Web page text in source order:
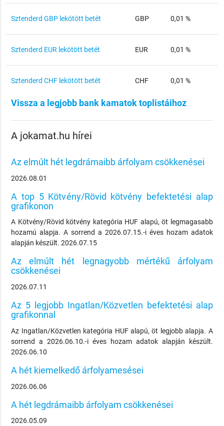
Sztenderd GBP lekötött betét GBP 0,01 %
Sztenderd EUR lekötött betét EUR 0,01 %
Sztenderd CHF lekötött betét CHF 0,01 %
Vissza a legjobb bank kamatok toplistáihoz
A jokamat.hu hírei
Az elmúlt hét legdrámaibb árfolyam csökkenései
2026.08.01
A top 5 Kötvény/Rövid kötvény befektetési alap
grafikonon
A Kötvény/Rövid kötvény kategória HUF alapú, öt legmagasabb
hozamú alapja. A sorrend a 2026.07.15.-i éves hozam adatok
alapján készült. 2026.07.15
Az elmúlt hét legnagyobb mértékű árfolyam
csökkenései
2026.07.11
Az 5 legjobb Ingatlan/Közvetlen befektetési alap
grafikonnal
Az Ingatlan/Közvetlen kategória HUF alapú, öt legjobb alapja. A
sorrend a 2026.06.10.-i éves hozam adatok alapján készült.
2026.06.10
A hét kiemelkedő árfolyamesései
2026.06.06
A hét legdrámaibb árfolyam csökkenései
2026.05.09